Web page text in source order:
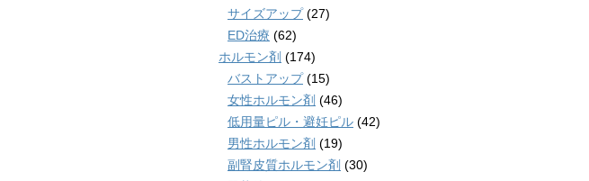
サイズアップ(27)
ED治療 (62)
ホルモン剤 (174)
バストアップ(15)
女性ホルモン剤 (46)
低用量ピル・避妊ピル (42)
男性ホルモン剤 (19)
副腎皮質ホルモン剤 (30)